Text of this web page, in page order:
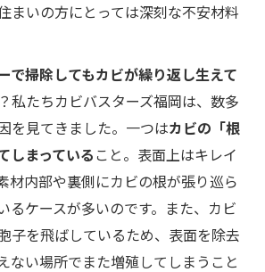
まいの方にとっては深刻な不安材料
で掃除してもカビが繰り返し生えて
私たちカビバスターズ福岡は、数多
を見てきました。一つはカビの「根
しまっている こと。表面上はキレイ
材内部や裏側にカビの根が張り巡ら
るケースが多いのです。また、カビ
子を飛ばしているため、表面を除去
ない場所でまた増殖してしまうこと